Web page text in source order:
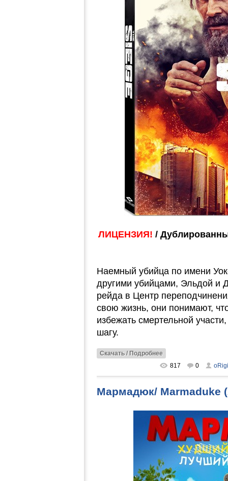
ЛИЦЕНЗИЯ! /
Наемный убийца по имени
другими убийцами, Эльдой и
рейда в Центр
свою жизнь, они понимают,
избежать смертельной
шагу.
Скачать / Подробнее
817
0 oRigi
Мармадюк/ Marmaduke